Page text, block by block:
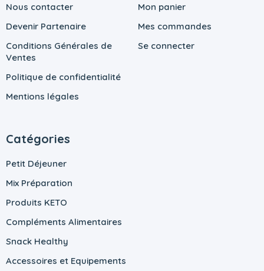
Nous contacter
Devenir Partenaire
Conditions Générales de
Ventes
Politique de confidentialité
Mentions légales
Mon panier
Mes commandes
Se connecter
Catégories
Petit Déjeuner
Mix Préparation
Produits KETO
Compléments Alimentaires
Snack Healthy
Accessoires et Equipements